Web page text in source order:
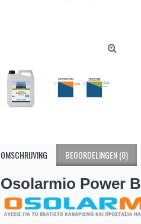
OMSCHRIJVING BEOORDELINGEN (0)
Osolarmio Power